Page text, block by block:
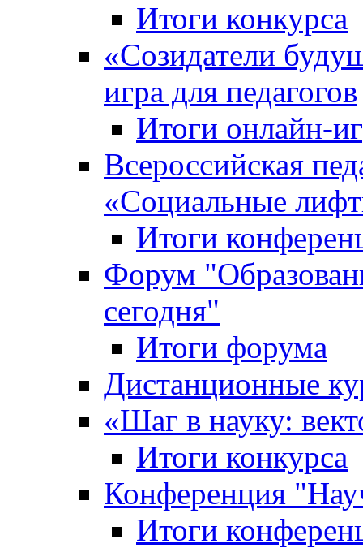
Итоги конкурса
«Cозидатели
игра для педагогов
Итоги онлайн-
Всероссийская
«Cоциальные
Итоги
Форум
сегодня"
Итоги форума
Дистанционные
«Шаг в науку:
Итоги конкурса
Конференция
Итоги